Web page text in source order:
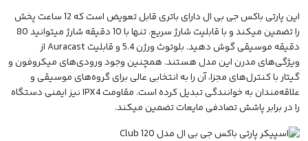
اینپارتی باکس جی بی ال
دارای باتری قابل تعویض است که 12 ساعت پخش
را تضمین میکند و با قابلیتشارژ سریع
، تنها با 10 دقیقه شارژ میتوانید 80
دقیقه موسیقی گوش دهید. بلوتوث ورژن 5.4 و قابلیت Auracast از
ویژگی‌های مدرن این مدل هستند. همچنین وجود ورودی‌های میکروفون و
گیتار با کنترل‌های مجزا، آن را به انتخابی عالی برای گروه‌های موسیقی و
علاقه‌مندان به خوانندگی تبدیل کرده است. مقاومت IPX4 نیز ایمنی دستگاه
را در برابر پاشش تصادفی مایعات تضمین میکند.